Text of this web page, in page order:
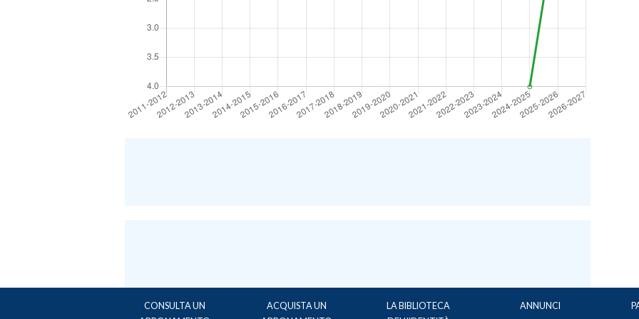
CONSULTA UN
ACQUISTA UN
LA BIBLIOTECA
ANNUNCI